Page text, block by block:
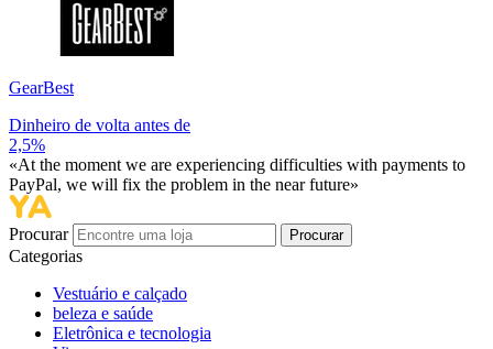
GearBest
Dinheiro de volta antes de
2,5%
«At the moment we are experiencing difficulties with payments to
PayPal, we will fix the problem in the near future»
Procurar Procurar
Categorias
Vestuário e calçado
beleza e saúde
Eletrônica e tecnologia